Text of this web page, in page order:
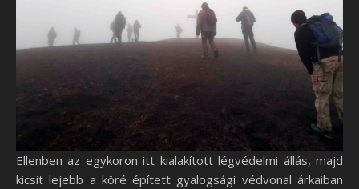
Ellenben az egykoron itt kialakított légvédelmi állás, majd
kicsit lejebb a köré épített gyalogsági védvonal árkaiban